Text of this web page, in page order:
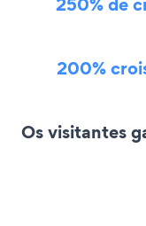
200%
Os visitantes